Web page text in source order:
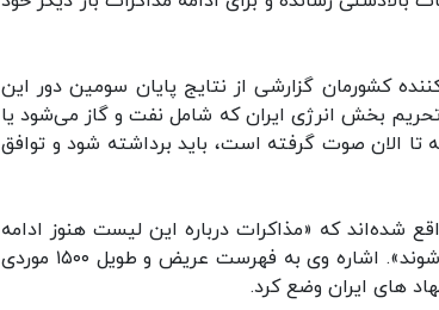
کشورمان گزارشی از نتایج پایان سومین دور این
بخش انرژی ایران که شامل نفت و گاز می‌شود یا
تا الان صوت گرفته است، باید برداشته شود و توافق
شده‌اند که «مذاکرات درباره این لیست هنوز ادامه
دارد، اگرچه موافقت شده که اکثریت آنها از فهرست تحریم‌ها خارج شوند». اشاره وی به فهرست عریض و طویل ۱۵۰۰ موردی
های ایران وضع کرد.